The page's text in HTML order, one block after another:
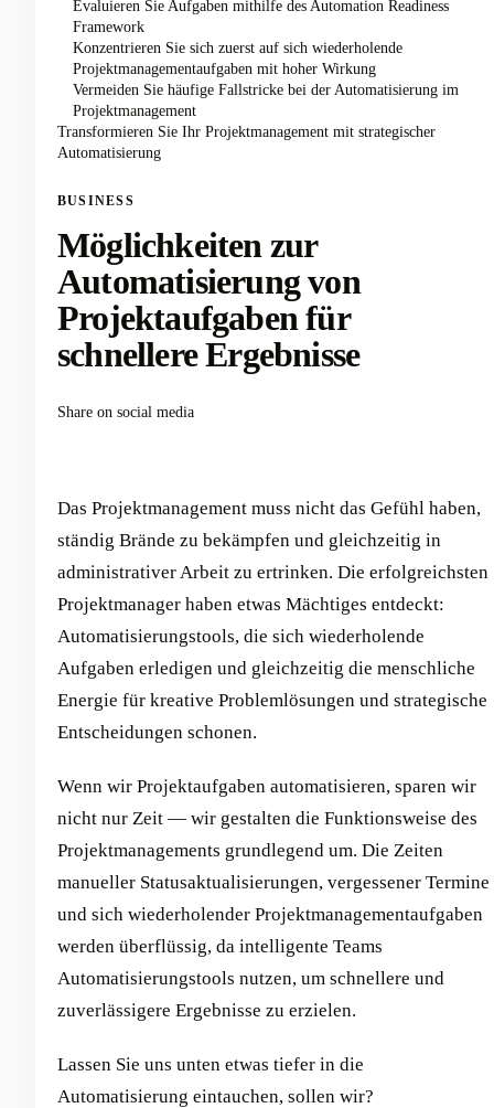
Evaluieren Sie Aufgaben mithilfe des Automation Readiness
Framework
Konzentrieren Sie sich zuerst auf sich wiederholende
Projektmanagementaufgaben mit hoher Wirkung
Vermeiden Sie häufige Fallstricke bei der Automatisierung im
Projektmanagement
Transformieren Sie Ihr Projektmanagement mit strategischer
Automatisierung
BUSINESS
Möglichkeiten zur
Automatisierung von
Projektaufgaben für
schnellere Ergebnisse
Share on social media
Das Projektmanagement muss nicht das Gefühl haben,
ständig Brände zu bekämpfen und gleichzeitig in
administrativer Arbeit zu ertrinken. Die erfolgreichsten
Projektmanager haben etwas Mächtiges entdeckt:
Automatisierungstools, die sich wiederholende
Aufgaben erledigen und gleichzeitig die menschliche
Energie für kreative Problemlösungen und strategische
Entscheidungen schonen.
Wenn wir Projektaufgaben automatisieren, sparen wir
nicht nur Zeit — wir gestalten die Funktionsweise des
Projektmanagements grundlegend um. Die Zeiten
manueller Statusaktualisierungen, vergessener Termine
und sich wiederholender Projektmanagementaufgaben
werden überflüssig, da intelligente Teams
Automatisierungstools nutzen, um schnellere und
zuverlässigere Ergebnisse zu erzielen.
Lassen Sie uns unten etwas tiefer in die
Automatisierung eintauchen, sollen wir?